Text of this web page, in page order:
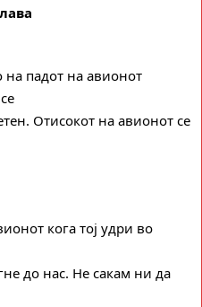
на падот на авионот
Отисокот на авионот се
кога тој удри во
до нас. Не сакам ни да